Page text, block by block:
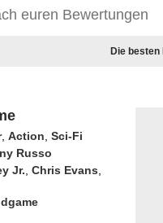
euren Bewertungen
Die
, Action Sci-Fi
Russo
Jr. Chris Evans